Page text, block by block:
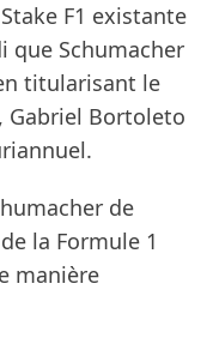
F1 existante
que Schumacher
titularisant le
Gabriel Bortoleto
de
la Formule 1
manière